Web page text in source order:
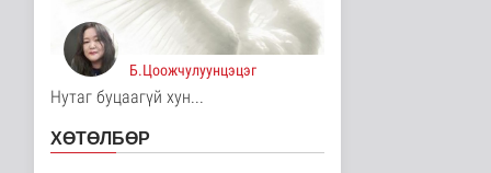
Цагааннуур суманд 23
мянга гаруй га талбайд
Нийгэм
нийлүүлэлтийг хоёр да..
Б.Цоожчулуунцэцэг
Нутаг буцаагүй хун...
ХӨТӨЛБӨР